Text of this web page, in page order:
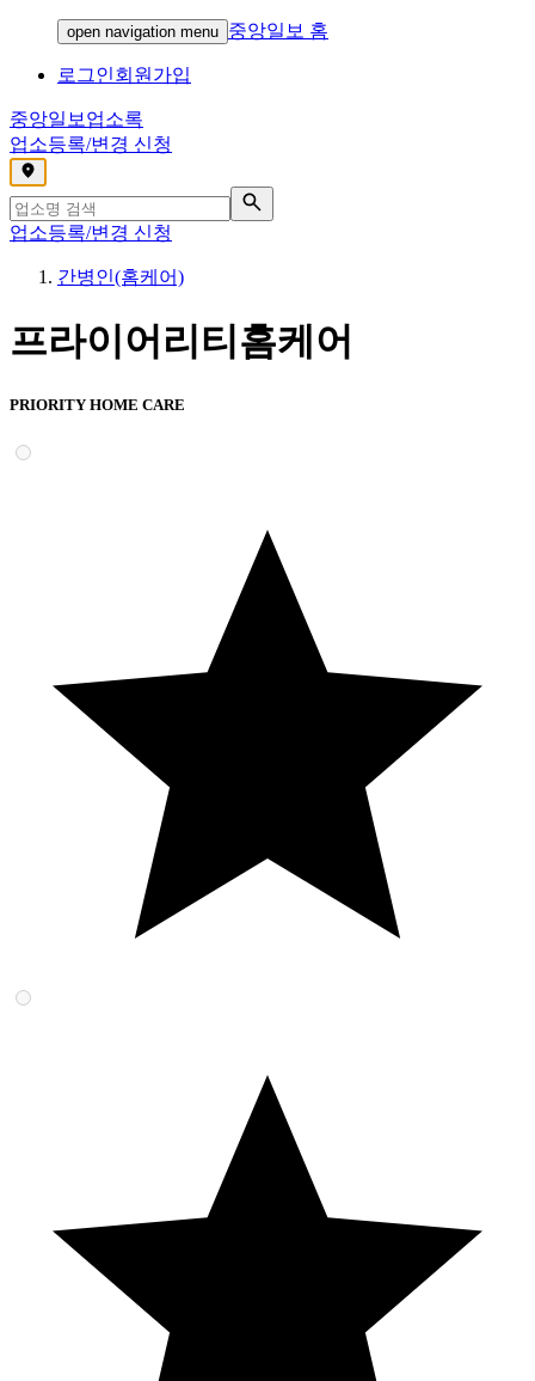
open navigation menu 중앙일보 홈
로그인회원가입
중앙일보 업소록
업소등록/변경 신청
,
업소등록/변경 신청
간병인(홈케어)
프라이어리티홈케어
PRIORITY HOME CARE